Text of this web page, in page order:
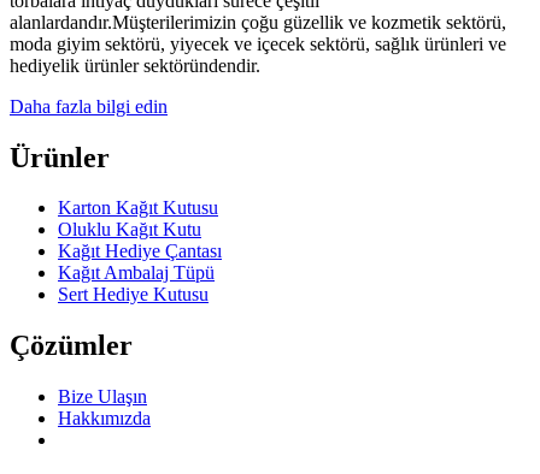
alanlardandır.Müşterilerimizin çoğu güzellik ve kozmetik sektörü,
moda giyim sektörü, yiyecek ve içecek sektörü, sağlık ürünleri ve
hediyelik ürünler sektöründendir.
Daha fazla bilgi edin
Ürünler
Karton Kağıt Kutusu
Oluklu Kağıt Kutu
Kağıt Hediye Çantası
Kağıt Ambalaj Tüpü
Sert Hediye Kutusu
Çözümler
Bize Ulaşın
Hakkımızda